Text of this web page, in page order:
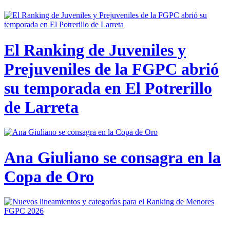
El Ranking de Juveniles y
Prejuveniles de la FGPC abrió
su temporada en El Potrerillo
de Larreta
Ana Giuliano se consagra en la
Copa de Oro